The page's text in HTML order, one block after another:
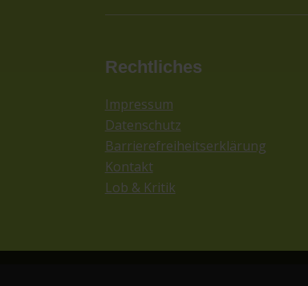
Rechtliches
Impressum
Datenschutz
Barrierefreiheitserklärung
Kontakt
Lob & Kritik